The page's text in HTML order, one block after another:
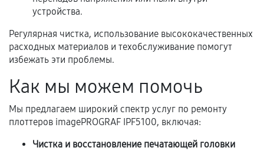
Когда гарантия не действует
Нарушение правил эксплуатации,
механические повреждения, попадание влаги,
Самостоятельный ремонт или вмешательство
Естественный износ деталей, если иное не
устройства.
Регулярная чистка, использование высококачественных
расходных материалов и техобслуживание помогут
избежать эти проблемы.
Как мы можем помочь
Мы предлагаем широкий спектр услуг по ремонту
плоттеров imagePROGRAF IPF5100, включая:
Чистка и восстановление печатающей головки